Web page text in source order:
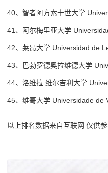
40、智者阿方索十世大学
41、阿尔梅里亚大学
42、莱昂大学 Universidad de
43、巴勃罗德奥拉维德大学
44、洛维拉 维尔吉利大学
45、维哥大学 Universidade de
以上排名数据来自互联网 仅供